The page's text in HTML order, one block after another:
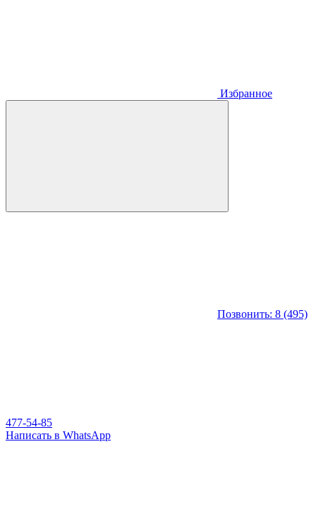
Избранное
Позвонить: 8 (495)
477-54-85
Написать в WhatsApp